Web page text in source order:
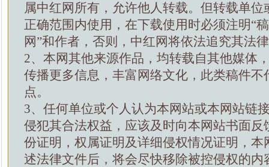
属中红网所有，允许他人转载。但转载单位
正确范围内使用，在下载使用时必须注明“
网”和作者，否则，中红网将依法追究其法
2、本网其他来源作品，均转载自其他媒体
传播更多信息，丰富网络文化，此类稿件不
点。
3、任何单位或个人认为本网站或本网站链
侵犯其合法权益，应该及时向本网站书面反
份证明，权属证明及详细侵权情况证明，本
述法律文件后，将会尽快移除被控侵权的内